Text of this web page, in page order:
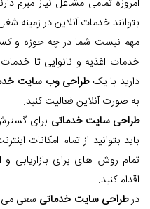
امروزه تمامی مشاغل نیاز
بتوانند خدمات آنلاین در زمینه
مهم نیست شما در چه حوزه و
خدمات اغذیه و نانوایی تا
دارید با یکطراحی وب سایت
به صورت آنلاین فعالیت کنید.
طراحی سایت خدماتی برای
باید بتوانید از تمام امکانات
تمام روش های برای بازاریابی و
اقدام کنید.
درطراحی سایت خدماتی سعی می